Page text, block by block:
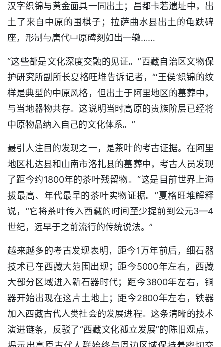
汉字织锦与黄金面具一同出土；昌都卡若遗址中，出
土了来自中原的围棋子；拉萨曲水县出土的龟趺碑
座，形制与唐代中原碑刻如出一辙……
“这些都是文化深度交融的见证。”西藏自治区文物保
护研究所副所长夏格旺堆告诉记者，“‘王侯’织锦的纹
样是典型的中原风格，但出土于阿里地区的墓葬中，
与当地器物共存。这说明当时高原的贵族阶层已经将
中原物品纳入自己的文化体系。”
最引人注目的发现之一，是茶叶的考古证据。在阿里
地区札达县和山南市洛扎县的墓葬中，考古人员发现
了距今约1800年的茶叶残留物。“这是目前世界上海
拔最高、年代最早的茶叶实物证据。”夏格旺堆解释
说，“它将茶叶传入西藏的时间至少提前到公元3—4
世纪，远早于之前流行的传统说法。”
越来越多的考古发现表明，距今1万年前后，细石器
技术已在西藏大范围出现；距今5000年左右，西藏
大部分区域进入新石器时代；距今3800年左右，铜
器开始出现在这片土地上；距今2800年左右，铁器
加入西藏古代人类社会的发展进程。这条清晰的技术
演进链条，反驳了“西藏文化孤立发展”的陈旧观点，